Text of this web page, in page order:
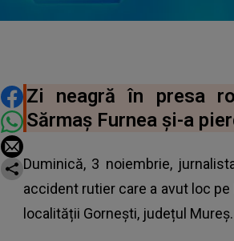
DISTRIBUIE ARTICOLUL
Zi neagră în presa
Sărmaș Furnea și-a
Duminică, 3 noiembrie,
accident rutier care a avut loc
localității Gornești, județul Mureș.